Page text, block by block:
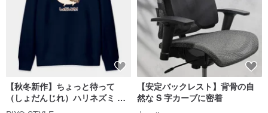
【秋冬新作】ちょっと待って
（しょだんじれ）ハリネズミ ユ
ニセックス 純綿スウェット 005
【安定バックレスト】背骨の自
然な S 字カーブに密着